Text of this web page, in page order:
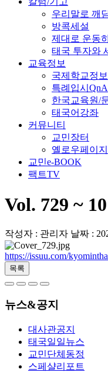
우리말로 깨
방콕세설
제대로 운동
태국 투자와
교육정보
국제학교정보
특례입시QnA
한국교육원/
태국어강좌
커뮤니티
교민장터
옐로우페이지
교민e-BOOK
팩트TV
Vol. 729 ~
작성자 : 관리자 날짜 :
https://issuu.com/
목록
뉴스&공지
대사관공지
태국일일뉴스
교민단체동정
스페샬리포트